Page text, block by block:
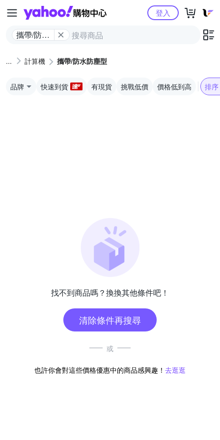
Yahoo購物中心
攜帶/防水
登入
計算機 攜帶/防水防塵型
品牌 快速到貨 有現貨 挑戰低價 價格低到高 排序
找不到商品嗎？換換其他條件吧！
清除條件再搜尋
或
也許你會對這些價格優惠中的商品感興趣！ 去逛逛